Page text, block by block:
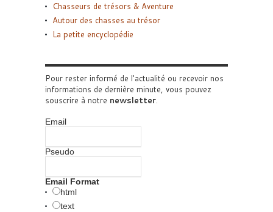
Chasseurs de trésors & Aventure
Autour des chasses au trésor
La petite encyclopédie
Pour rester informé de l'actualité ou recevoir nos
informations de dernière minute, vous pouvez
souscrire à notre newsletter.
Email
Pseudo
Email Format
html
text